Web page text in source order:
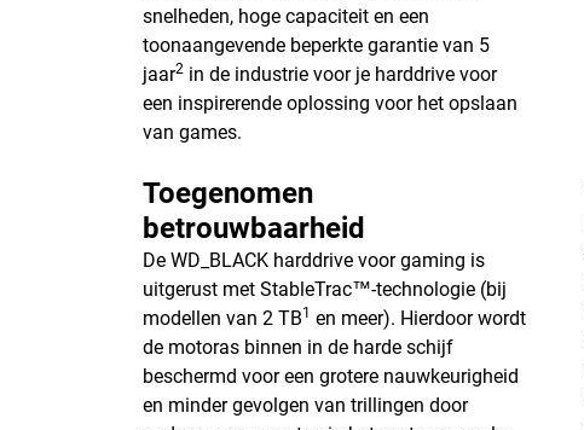
snelheden, hoge capaciteit en een
toonaangevende beperkte garantie van 5
jaar2 in de industrie voor je harddrive voor
een inspirerende oplossing voor het opslaan
van games.
Toegenomen
betrouwbaarheid
De WD_BLACK harddrive voor gaming is
uitgerust met StableTrac™-technologie (bij
modellen van 2 TB1 en meer). Hierdoor wordt
de motoras binnen in de harde schijf
beschermd voor een grotere nauwkeurigheid
en minder gevolgen van trillingen door